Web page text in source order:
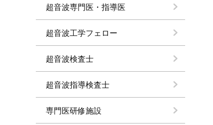
超音波専門医・指導医
超音波工学フェロー
超音波検査士
超音波指導検査士
専門医研修施設